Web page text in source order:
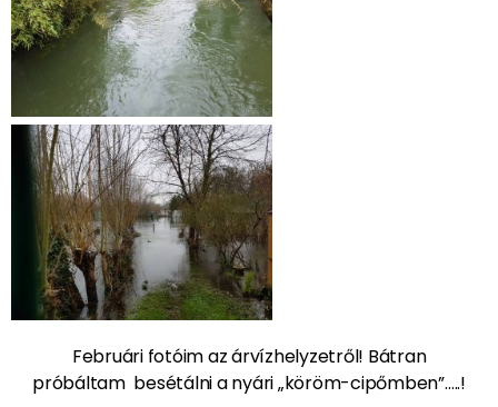
Februári fotóim az árvízhelyzetről! Bátran
próbáltam besétálni a nyári „köröm-cipőmben”…..!